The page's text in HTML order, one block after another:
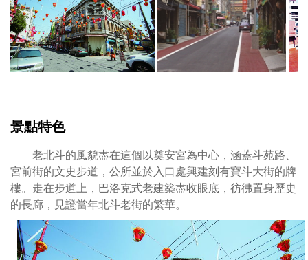
在
奠
安
宮
媽
斜
的
紅
磚
市
場，
規
景點特色
老北斗的風貌盡在這個以奠安宮為中心，涵蓋斗苑路、
宮前街的文史步道，公所並於入口處興建刻有寶斗大街的牌
樓。走在步道上，巴洛克式老建築盡收眼底，彷彿置身歷史
的長廊，見證當年北斗老街的繁華。